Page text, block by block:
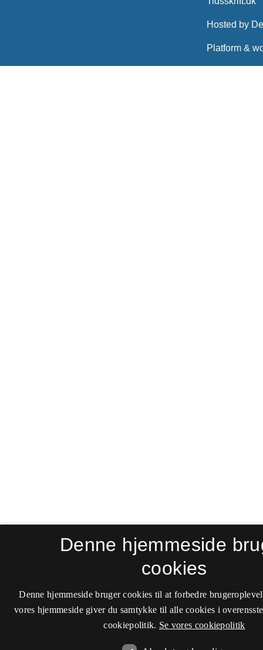
Denne hjemmeside
cookies
Denne hjemmeside bruger cookies til at forbedre
vores hjemmeside giver du samtykke til alle cookies i
cookiepolitik. Se vores cookiepolitik